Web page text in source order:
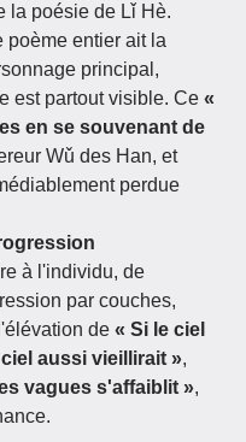
la poésie de Lǐ Hè.
poème entier ait la
principal,
est partout visible. Ce «
en se souvenant de
Wǔ des Han, et
perdue
à l'individu, de
par couches,
de « Si le ciel
aussi vieillirait »,
vagues s'affaiblit »,